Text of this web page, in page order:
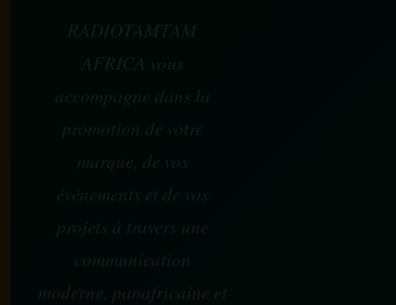
RADIOTAMTAM
AFRICA vous
accompagne dans la
promotion de votre
marque, de vos
événements et de vos
projets à travers une
communication
moderne, panafricaine et